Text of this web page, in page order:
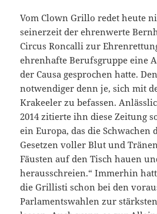
Vom Clown Grillo redet heute
seinerzeit der ehrenwerte
Circus Roncalli zur
ehrenhafte Berufsgruppe eine
der Causa gesprochen hatte.
notwendiger denn je, sich mit
Krakeeler zu befassen.
2014 zitierte ihn diese Zeitung
ein Europa, das die Schwachen
Gesetzen voller Blut und
Fäusten auf den Tisch hauen
herausschreien.“ Immerhin
die Grillisti schon bei den
Parlamentswahlen zur